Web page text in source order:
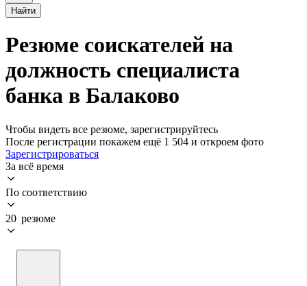
Найти
Резюме соискателей на
должность специалиста
банка в Балаково
Чтобы видеть все резюме, зарегистрируйтесь
После регистрации покажем ещё 1 504 и откроем фото
Зарегистрироваться
За всё время
По соответствию
20 резюме